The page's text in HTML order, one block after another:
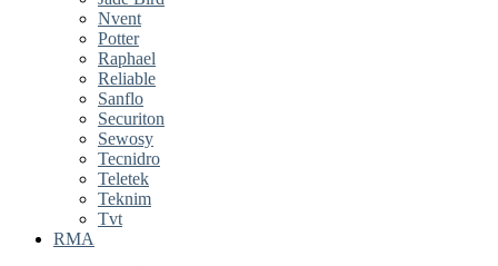
Nvent
Potter
Raphael
Reliable
Sanflo
Securiton
Sewosy
Tecnidro
Teletek
Teknim
Tvt
RMA